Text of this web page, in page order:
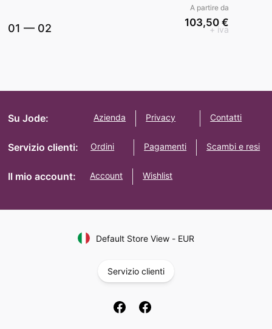
01 — 02
A partire da
103,50 €
+ iva
Su Jode: Azienda Privacy Contatti
Servizio clienti: Ordini Pagamenti Scambi e resi
Il mio account: Account Wishlist
Default Store View- EUR
Servizio clienti